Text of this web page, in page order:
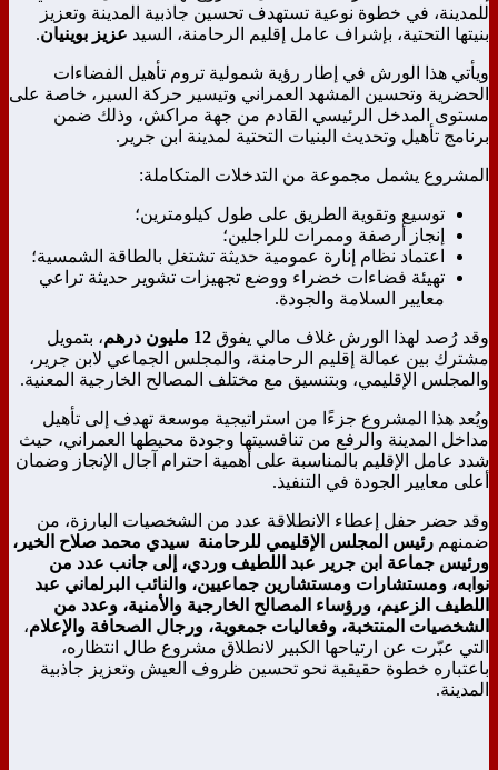
للمدينة، في خطوة نوعية تستهدف تحسين جاذبية المدينة وتعزيز
بنيتها التحتية، بإشراف عامل إقليم الرحامنة، السيد عزيز بوينيان.
ويأتي هذا الورش في إطار رؤية شمولية تروم تأهيل الفضاءات
الحضرية وتحسين المشهد العمراني وتيسير حركة السير، خاصة على
مستوى المدخل الرئيسي القادم من جهة مراكش، وذلك ضمن
برنامج تأهيل وتحديث البنيات التحتية لمدينة ابن جرير.
المشروع يشمل مجموعة من التدخلات المتكاملة:
توسيع وتقوية الطريق على طول كيلومترين؛
إنجاز أرصفة وممرات للراجلين؛
اعتماد نظام إنارة عمومية حديثة تشتغل بالطاقة الشمسية؛
تهيئة فضاءات خضراء ووضع تجهيزات تشوير حديثة تراعي
معايير السلامة والجودة.
وقد رُصد لهذا الورش غلاف مالي يفوق 12 مليون درهم
، بتمويل
مشترك بين عمالة إقليم الرحامنة، والمجلس الجماعي لابن جرير،
والمجلس الإقليمي، وبتنسيق مع مختلف المصالح الخارجية المعنية.
ويُعد هذا المشروع جزءًا من استراتيجية موسعة تهدف إلى تأهيل
مداخل المدينة والرفع من تنافسيتها وجودة محيطها العمراني، حيث
شدد عامل الإقليم بالمناسبة على أهمية احترام آجال الإنجاز وضمان
أعلى معايير الجودة في التنفيذ.
وقد حضر حفل إعطاء الانطلاقة عدد من الشخصيات البارزة، من
ضمنهم رئيس المجلس الإقليمي للرحامنة سيدي محمد صلاح الخير،
ورئيس جماعة ابن جرير عبد اللطيف وردي، إلى جانب عدد من
نوابه، ومستشارات ومستشارين جماعيين، والنائب البرلماني عبد
اللطيف الزعيم، ورؤساء المصالح الخارجية والأمنية، وعدد من
الشخصيات المنتخبة، وفعاليات جمعوية، ورجال الصحافة والإعلام،
التي عبّرت عن ارتياحها الكبير لانطلاق مشروع طال انتظاره،
باعتباره خطوة حقيقية نحو تحسين ظروف العيش وتعزيز جاذبية
المدينة.